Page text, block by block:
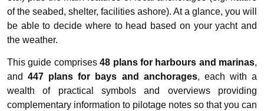
of the seabed, shelter, facilities ashore). At a glance, you will
be able to decide where to head based on your yacht and
the weather.
This guide comprises48 plans for harbours and marinas,
and 447 plans for bays and anchorages, each with a
wealth of practical symbols and overviews providing
complementary information to pilotage notes so that you can